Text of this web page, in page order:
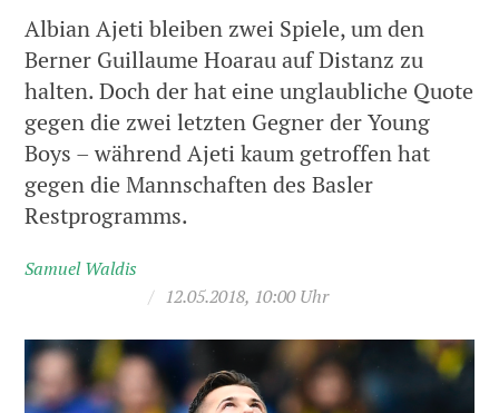
Albian Ajeti bleiben zwei Spiele, um den
Berner Guillaume Hoarau auf Distanz zu
halten. Doch der hat eine unglaubliche Quote
gegen die zwei letzten Gegner der Young
Boys – während Ajeti kaum getroffen hat
gegen die Mannschaften des Basler
Restprogramms.
Samuel Waldis
/ 12.05.2018, 10:00 Uhr